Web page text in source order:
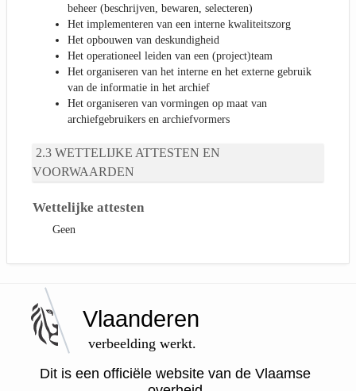
beheer (beschrijven, bewaren, selecteren)
Het implementeren van een interne kwaliteitszorg
Het opbouwen van deskundigheid
Het operationeel leiden van een (project)team
Het organiseren van het interne en het externe gebruik
van de informatie in het archief
Het organiseren van vormingen op maat van
archiefgebruikers en archiefvormers
WETTELIJKE ATTESTEN EN
VOORWAARDEN
Wettelijke attesten
Geen
Vlaanderen
verbeelding werkt.
Dit is een officiële website van de Vlaamse